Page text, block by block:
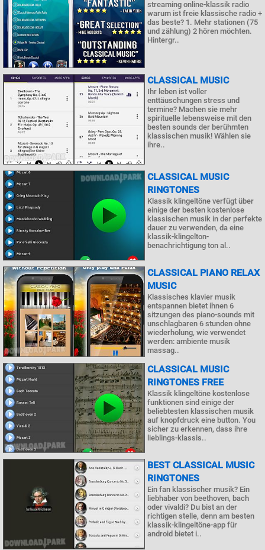
streaming online-klassik radio
warum ist freie klassische radio +
das beste? 1. Mehr stationen (75
und zählung) 2 hören möchten.
Hintergr..
CLASSICAL MUSIC
Ihr leben ist voller
enttäuschungen stress und
termine? Machen sie mehr
spirituelle lebensweise mit den
besten sounds der berühmten
klassischen musik! Wählen sie
ihre..
CLASSICAL MUSIC
RINGTONES
Klassik klingeltöne verfügt über
einige der besten kostenlose
klassischen musik in der perfekte
dauer zu verwenden, da eine
klassik-klingelton-
benachrichtigung ton al..
CLASSICAL PIANO RELAX
MUSIC
Klassisches klavier musik
entspannen bietet ihnen 6
sitzungen des piano-sounds mit
unschlagbaren 6 stunden ohne
wiederholung, wie verwendet
werden: ambiente musik
massag..
CLASSICAL MUSIC
RINGTONES FREE
Klassik klingeltöne kostenlose
funktionen sind einige der
beliebtesten klassischen musik
auf knopfdruck eine button. You
sicher zu erkennen, dass ihre
lieblings-klassis..
BEST CLASSICAL MUSIC
RINGTONES
Ein fan klassischer musik? Ein
liebhaber von beethoven, bach
oder vivaldi? Du bist an der
richtigen stelle, denn am besten
klassik-klingeltöne-app für
android bietet i..